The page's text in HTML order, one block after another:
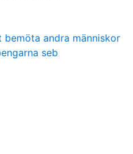
andra människor
seb